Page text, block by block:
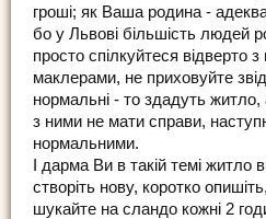
гроші; як Ваша родина -
бо у Львові більшість людей
просто спілкуйтеся відверто
маклерами, не приховуйте
нормальні - то здадуть
з ними не мати справи,
нормальними.
І дарма Ви в такій темі
створіть нову, коротко
шукайте на сландо кожні 2